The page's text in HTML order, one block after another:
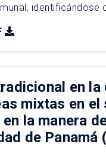
en
mixtas en
la manera
de Panamá